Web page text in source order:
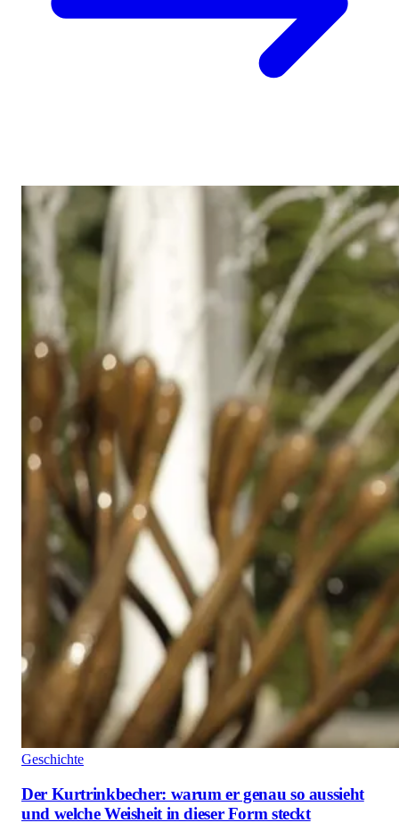
Geschichte
Der Kurtrinkbecher: warum er genau so aussieht
und welche Weisheit in dieser Form steckt